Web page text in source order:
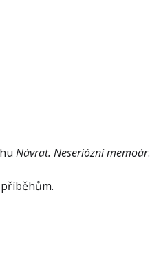
Návrat. Neseriózní memoár.